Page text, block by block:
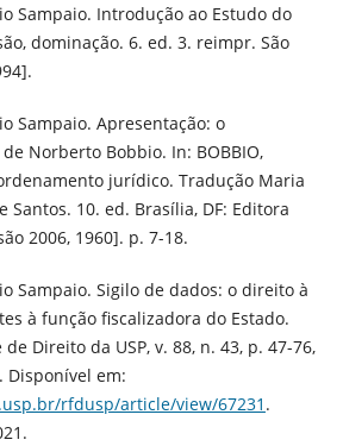
Sampaio. Introdução ao Estudo do
dominação. 6. ed. 3. reimpr. São
Sampaio. Apresentação: o
Norberto Bobbio. In: BOBBIO,
jurídico. Tradução Maria
Santos. 10. ed. Brasília, DF: Editora
2006, 1960]. p. 7-18.
Sampaio. Sigilo de dados: o direito à
à função fiscalizadora do Estado.
Direito da USP, v. 88, n. 43, p. 47-76,
Disponível em:
rfdusp/article/view/67231 .